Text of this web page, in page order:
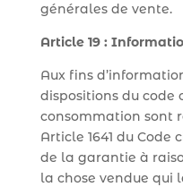
générales de vente.
Article 19 :
Aux fins
dispositions du code
consommation sont
Article 1641 du Code
de la garantie à
la chose vendue qui